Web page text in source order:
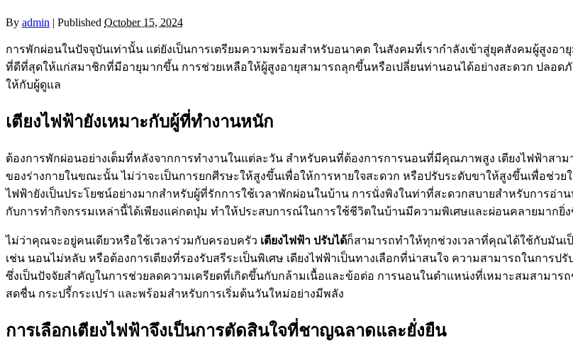
By admin | Published October 15, 2024
การพักผ่อนในปัจจุบันเท่านั้น แต่ยังเป็นการเตรียมความพร้อมสำหรับอนาคต ในสังคมที่เรากำลังเข้าสู่ยุคสังคมผู้สูงอา
ที่ดีที่สุดให้แก่สมาชิกที่มีอายุมากขึ้น การช่วยเหลือให้ผู้สูงอายุสามารถลุกขึ้นหรือเปลี่ยนท่านอนได้อย่างสะดวก ปลอ
ให้กับผู้ดูแล
เตียงไฟฟ้ายังเหมาะกับผู้ที่ทำงานหนัก
ต้องการพักผ่อนอย่างเต็มที่หลังจากการทำงานในแต่ละวัน สำหรับคนที่ต้องการการนอนที่มีคุณภาพสูง เตียงไฟฟ้าสา
ของร่างกายในขณะนั้น ไม่ว่าจะเป็นการยกศีรษะให้สูงขึ้นเพื่อให้การหายใจสะดวก หรือปรับระดับขาให้สูงขึ้นเพื่อช่วย
ไฟฟ้ายังเป็นประโยชน์อย่างมากสำหรับผู้ที่รักการใช้เวลาพักผ่อนในบ้าน การนั่งพิงในท่าที่สะดวกสบายสำหรับการอ่
กับการทำกิจกรรมเหล่านี้ได้เพียงแค่กดปุ่ม ทำให้ประสบการณ์ในการใช้ชีวิตในบ้านมีความพิเศษและผ่อนคลายมากยิ่
ไม่ว่าคุณจะอยู่คนเดียวหรือใช้เวลาร่วมกับครอบครัว เตียงไฟฟ้า ปรับได้ก็สามารถทำให้ทุกช่วงเวลาที่คุณได้ใช้กับมัน
เช่น นอนไม่หลับ หรือต้องการเตียงที่รองรับสรีระเป็นพิเศษ เตียงไฟฟ้าเป็นทางเลือกที่น่าสนใจ ความสามารถในการ
ซึ่งเป็นปัจจัยสำคัญในการช่วยลดความเครียดที่เกิดขึ้นกับกล้ามเนื้อและข้อต่อ การนอนในตำแหน่งที่เหมาะสมสาม
สดชื่น กระปรี้กระเปร่า และพร้อมสำหรับการเริ่มต้นวันใหม่อย่างมีพลัง
การเลือกเตียงไฟฟ้าจึงเป็นการตัดสินใจที่ชาญฉลาดและยั่งยืน